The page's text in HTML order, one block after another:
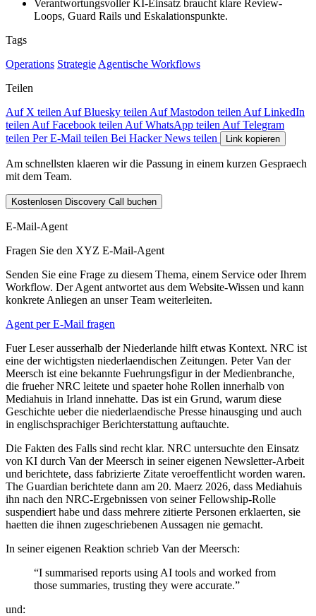
Verantwortungsvoller KI-Einsatz braucht klare Review-
Loops, Guard Rails und Eskalationspunkte.
Tags
Operations Strategie Agentische Workflows
Teilen
Auf X teilen Auf Bluesky teilen Auf Mastodon teilen Auf LinkedIn
teilen Auf Facebook teilen Auf WhatsApp teilen Auf Telegram
teilen Per E-Mail teilen Bei Hacker News teilen Link kopieren
Am schnellsten klaeren wir die Passung in einem kurzen Gespraech
mit dem Team.
Kostenlosen Discovery Call buchen
E-Mail-Agent
Fragen Sie den XYZ E-Mail-Agent
Senden Sie eine Frage zu diesem Thema, einem Service oder Ihrem
Workflow. Der Agent antwortet aus dem Website-Wissen und kann
konkrete Anliegen an unser Team weiterleiten.
Agent per E-Mail fragen
Fuer Leser ausserhalb der Niederlande hilft etwas Kontext. NRC ist
eine der wichtigsten niederlaendischen Zeitungen. Peter Van der
Meersch ist eine bekannte Fuehrungsfigur in der Medienbranche,
die frueher NRC leitete und spaeter hohe Rollen innerhalb von
Mediahuis in Irland innehatte. Das ist ein Grund, warum diese
Geschichte ueber die niederlaendische Presse hinausging und auch
in englischsprachiger Berichterstattung auftauchte.
Die Fakten des Falls sind recht klar. NRC untersuchte den Einsatz
von KI durch Van der Meersch in seiner eigenen Newsletter-Arbeit
und berichtete, dass fabrizierte Zitate veroeffentlicht worden waren.
The Guardian berichtete dann am 20. Maerz 2026, dass Mediahuis
ihn nach den NRC-Ergebnissen von seiner Fellowship-Rolle
suspendiert habe und dass mehrere zitierte Personen erklaerten, sie
haetten die ihnen zugeschriebenen Aussagen nie gemacht.
In seiner eigenen Reaktion schrieb Van der Meersch:
“I summarised reports using AI tools and worked from
those summaries, trusting they were accurate.”
und: